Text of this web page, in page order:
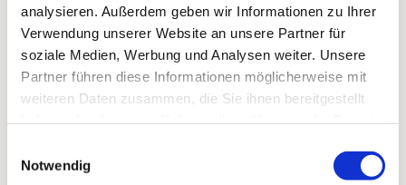
analysieren. Außerdem geben wir Informationen zu Ihrer
Verwendung unserer Website an unsere Partner für
soziale Medien, Werbung und Analysen weiter. Unsere
Partner führen diese Informationen möglicherweise mit
weiteren Daten zusammen, die Sie ihnen bereitgestellt
Notwendig